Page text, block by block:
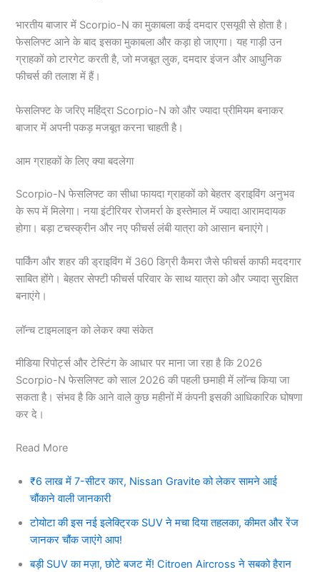
भारतीय बाजार में Scorpio-N का मुकाबला कई दमदार एसयूवी से होता है।
फेसलिफ्ट आने के बाद इसका मुकाबला और कड़ा हो जाएगा। यह गाड़ी उन
ग्राहकों को टारगेट करती है, जो मजबूत लुक, दमदार इंजन और आधुनिक
फीचर्स की तलाश में हैं।
फेसलिफ्ट के जरिए महिंद्रा Scorpio-N को और ज्यादा प्रीमियम बनाकर
बाजार में अपनी पकड़ मजबूत करना चाहती है।
आम ग्राहकों के लिए क्या बदलेगा
Scorpio-N फेसलिफ्ट का सीधा फायदा ग्राहकों को बेहतर ड्राइविंग अनुभव
के रूप में मिलेगा। नया इंटीरियर रोजमर्रा के इस्तेमाल में ज्यादा आरामदायक
होगा। बड़ा टचस्क्रीन और नए फीचर्स लंबी यात्रा को आसान बनाएंगे।
पार्किंग और शहर की ड्राइविंग में 360 डिग्री कैमरा जैसे फीचर्स काफी मददगार
साबित होंगे। बेहतर सेफ्टी फीचर्स परिवार के साथ यात्रा को और ज्यादा सुरक्षित
बनाएंगे।
लॉन्च टाइमलाइन को लेकर क्या संकेत
मीडिया रिपोर्ट्स और टेस्टिंग के आधार पर माना जा रहा है कि 2026
Scorpio-N फेसलिफ्ट को साल 2026 की पहली छमाही में लॉन्च किया जा
सकता है। संभव है कि आने वाले कुछ महीनों में कंपनी इसकी आधिकारिक घोषणा
कर दे।
Read More
₹6 लाख में 7-सीटर कार, Nissan Gravite को लेकर सामने आई
चौंकाने वाली जानकारी
टोयोटा की इस नई इलेक्ट्रिक SUV ने मचा दिया तहलका, कीमत और रेंज
जानकर चौंक जाएंगे आप!
बड़ी SUV का मज़ा, छोटे बजट में! Citroen Aircross ने सबको हैरान